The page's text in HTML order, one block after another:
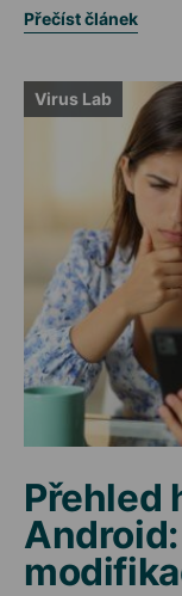
Přečíst článek
Virus Lab
Přehled